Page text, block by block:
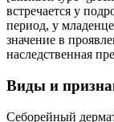
встречается у
период, у
значение в
наследственная
Виды и
Себорейный